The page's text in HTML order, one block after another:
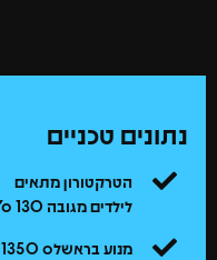
נתונים טכניים
הטרקטורון מתאים
לילדים מגובה 130 ס"מ
מנוע בראשלס 1350